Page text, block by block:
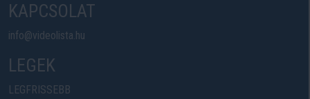
KAPCSOLAT
info@videolista.hu
LEGEK
LEGFRISSEBB